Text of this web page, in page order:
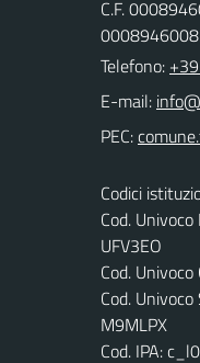
C.F.
Telefono:
E-mail:
PEC:
Codici
Cod.
UFV3EO
Cod.
Cod.
M9MLPX
Cod. IPA: